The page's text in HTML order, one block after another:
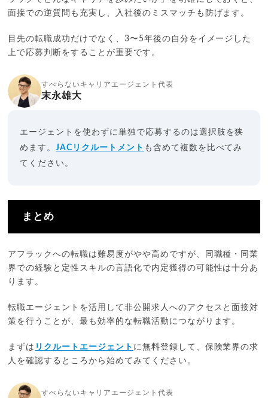
面接での逆質問も充実し、入社後のミスマッチも防げます。
目先の転職成功だけでなく、3〜5年後の自分をイメージした
上で応募判断をすることが重要です。
すべらないキャリアエージェント代表
末永雄大
エージェントを使わずに単独で応募するのは選択肢を狭
めます。JACリクルートメント も含めて複数を比べてみ
てください。
まとめ
アフラックへの転職は難易度がやや高めですが、同職種・同業
界での経験と定性スキルの言語化で内定獲得の可能性は十分あ
ります。
転職エージェントを活用して非公開求人へのアクセスと面接対
策を行うことが、最も効率的な転職活動につながります。
まずは リクルートエージェント に無料登録して、保険業界の求
人を確認するところから始めてみてください。
すべらないキャリアエージェント代表